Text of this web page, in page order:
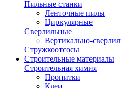
Пильные станки
Ленточные пилы
Циркулярные
Сверлильные
Вертикально-
Стружкоотсосы
Строительные материалы
Строительная химия
Пропитки
Клеи